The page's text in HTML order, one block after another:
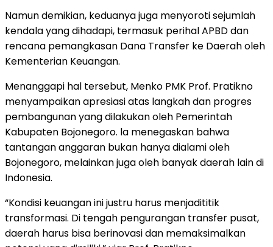
Namun demikian, keduanya juga menyoroti sejumlah
kendala yang dihadapi, termasuk perihal APBD dan
rencana pemangkasan Dana Transfer ke Daerah oleh
Kementerian Keuangan.
Menanggapi hal tersebut, Menko PMK Prof. Pratikno
menyampaikan apresiasi atas langkah dan progres
pembangunan yang dilakukan oleh Pemerintah
Kabupaten Bojonegoro. la menegaskan bahwa
tantangan anggaran bukan hanya dialami oleh
Bojonegoro, melainkan juga oleh banyak daerah lain di
Indonesia.
“Kondisi keuangan ini justru harus menjadititik
transformasi. Di tengah pengurangan transfer pusat,
daerah harus bisa berinovasi dan memaksimalkan